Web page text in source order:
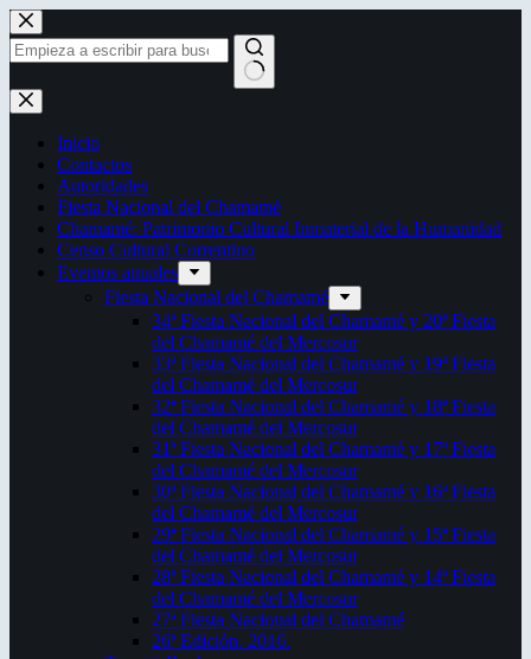
Saltar
al
contenido
Sin
resultados
Inicio
Contactos
Autoridades
Fiesta Nacional del Chamamé
Chamamé: Patrimonio Cultural Inmaterial de la Humanidad
Censo Cultural Correntino
Eventos anuales
Fiesta Nacional del Chamamé
34ª Fiesta Nacional del Chamamé y 20ª Fiesta
del Chamamé del Mercosur
33ª Fiesta Nacional del Chamamé y 19ª Fiesta
del Chamamé del Mercosur
32ª Fiesta Nacional del Chamamé y 18ª Fiesta
del Chamamé del Mercosur
31ª Fiesta Nacional del Chamamé y 17ª Fiesta
del Chamamé del Mercosur
30ª Fiesta Nacional del Chamamé y 16ª Fiesta
del Chamamé del Mercosur
29ª Fiesta Nacional del Chamamé y 15ª Fiesta
del Chamamé del Mercosur
28ª Fiesta Nacional del Chamamé y 14ª Fiesta
del Chamamé del Mercosur
27ª Fiesta Nacional del Chamamé
26ª Edición. 2016.